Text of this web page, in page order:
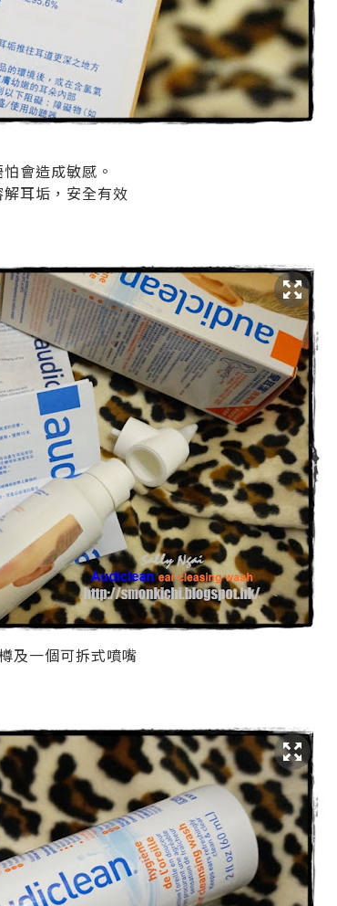
會造成敏感。
耳垢，安全有效
及一個可拆式噴嘴